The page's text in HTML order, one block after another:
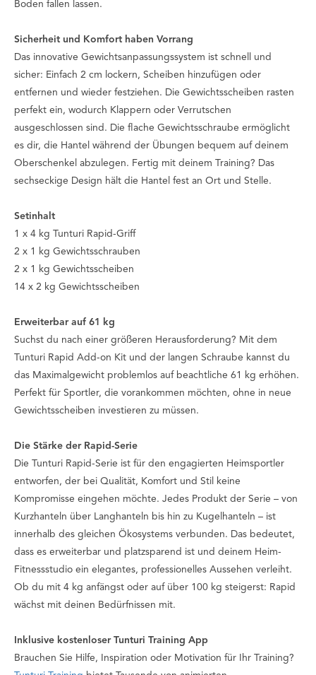
Boden fallen lassen.
Sicherheit und Komfort haben Vorrang
Das innovative Gewichtsanpassungssystem ist schnell und
sicher: Einfach 2 cm lockern, Scheiben hinzufügen oder
entfernen und wieder festziehen. Die Gewichtsscheiben rasten
perfekt ein, wodurch Klappern oder Verrutschen
ausgeschlossen sind. Die flache Gewichtsschraube ermöglicht
es dir, die Hantel während der Übungen bequem auf deinem
Oberschenkel abzulegen. Fertig mit deinem Training? Das
sechseckige Design hält die Hantel fest an Ort und Stelle.
Setinhalt
1 x 4 kg Tunturi Rapid-Griff
2 x 1 kg Gewichtsschrauben
2 x 1 kg Gewichtsscheiben
14 x 2 kg Gewichtsscheiben
Erweiterbar auf 61 kg
Suchst du nach einer größeren Herausforderung? Mit dem
Tunturi Rapid Add-on Kit und der langen Schraube kannst du
das Maximalgewicht problemlos auf beachtliche 61 kg erhöhen.
Perfekt für Sportler, die vorankommen möchten, ohne in neue
Gewichtsscheiben investieren zu müssen.
Die Stärke der Rapid-Serie
Die Tunturi Rapid-Serie ist für den engagierten Heimsportler
entworfen, der bei Qualität, Komfort und Stil keine
Kompromisse eingehen möchte. Jedes Produkt der Serie – von
Kurzhanteln über Langhanteln bis hin zu Kugelhanteln – ist
innerhalb des gleichen Ökosystems verbunden. Das bedeutet,
dass es erweiterbar und platzsparend ist und deinem Heim-
Fitnessstudio ein elegantes, professionelles Aussehen verleiht.
Ob du mit 4 kg anfängst oder auf über 100 kg steigerst: Rapid
wächst mit deinen Bedürfnissen mit.
Inklusive kostenloser Tunturi Training App
Brauchen Sie Hilfe, Inspiration oder Motivation für Ihr Training?